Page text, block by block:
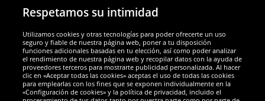
Socios y seguridad
Galardones
Respetamos su intimidad
Utilizamos cookies y otras tecnologías para poder ofrecerte un uso
seguro y fiable de nuestra página web, poner a tu disposición
funciones adicionales basadas en tu elección, así como poder analizar
el rendimiento de nuestra página web y recopilar datos con la ayuda de
proveedores terceros para mostrarte publicidad personalizada. Al hacer
clic en «Aceptar todas las cookies» aceptas el uso de todas las cookies
para emplearlas con los fines que se exponen individualmente en la
«Configuración de cookies» y la política de privacidad, incluido el